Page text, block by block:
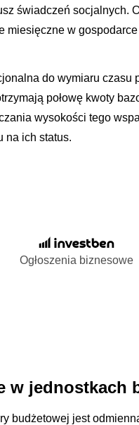
świadczeń socjalnych.
miesięczne w
do wymiaru czasu
połowę kwoty
wysokości tego
na ich status.
Ogłoszenia biznesowe
w jednostkach
budżetowej jest